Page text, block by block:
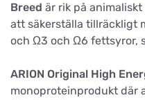
Breed är rik på
att säkerställa tillräckligt
och Ω3 och Ω6 fettsyror,
ARION Original High
monoproteinprodukt där